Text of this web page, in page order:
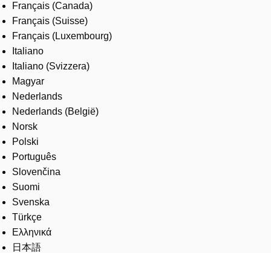
Français (Canada)
Français (Suisse)
Français (Luxembourg)
Italiano
Italiano (Svizzera)
Magyar
Nederlands
Nederlands (België)
Norsk
Polski
Português
Slovenčina
Suomi
Svenska
Türkçe
Ελληνικά
日本語